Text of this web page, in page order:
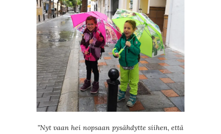
”Nyt vaan hei nopsaan pysähdytte siihen, että